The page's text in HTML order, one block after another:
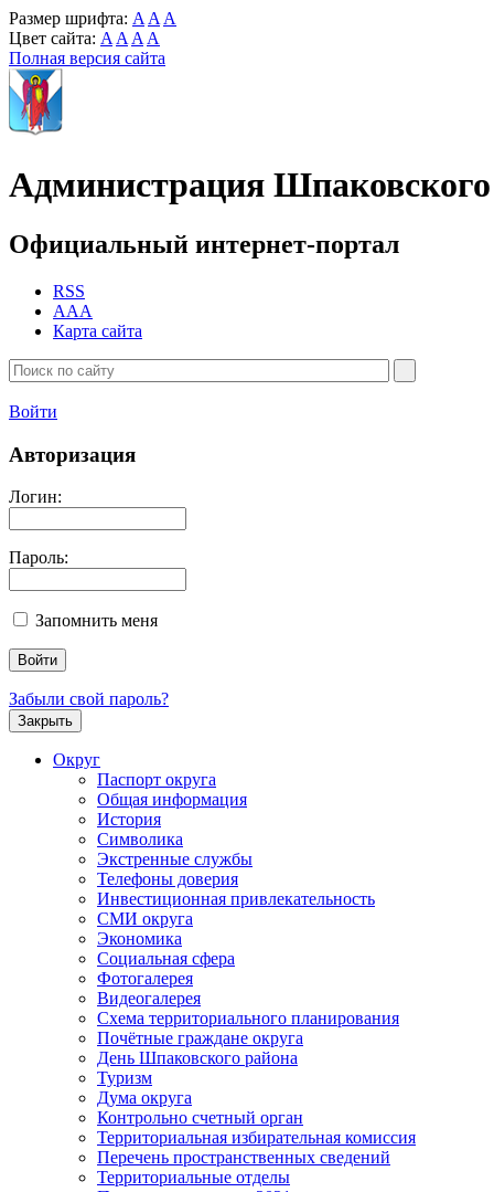
Размер шрифта: A A A
Цвет сайта: A A A A
Полная версия сайта
Администрация
Официальный интернет-портал
RSS
AAA
Карта сайта
Войти
Авторизация
Логин:
Пароль:
Запомнить меня
Забыли свой пароль?
Закрыть
Округ
Паспорт округа
Общая информация
История
Символика
Экстренные службы
Телефоны доверия
Инвестиционная привлекательность
СМИ округа
Экономика
Социальная сфера
Фотогалерея
Видеогалерея
Схема территориального планирования
Почётные граждане округа
День Шпаковского района
Туризм
Дума округа
Контрольно счетный орган
Территориальная избирательная комиссия
Перечень пространственных сведений
Территориальные отделы